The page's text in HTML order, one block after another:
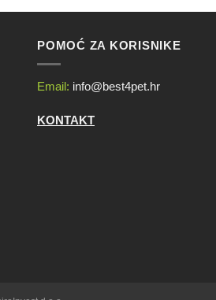
POMOĆ ZA KORISNIKE
Email: info@best4pet.hr
KONTAKT